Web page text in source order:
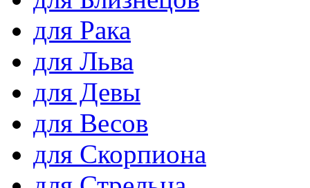
для Рака
для Льва
для Девы
для Весов
для Скорпиона